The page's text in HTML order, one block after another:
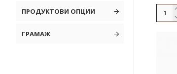
ПРОДУКТОВИ ОПЦИИ
ГРАМАЖ